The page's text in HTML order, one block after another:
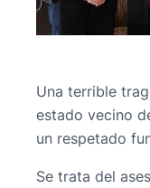
Una terrible
estado vecino
un respetado
Se trata del